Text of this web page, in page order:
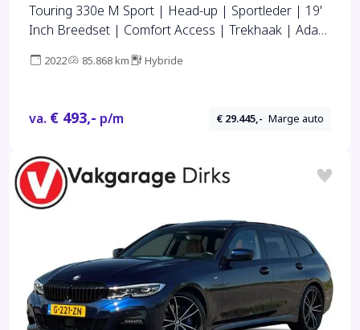
Touring 330e M Sport | Head-up | Sportleder | 19'
Inch Breedset | Comfort Access | Trekhaak | Adap.
2022 85.868 km Hybride
va. € 493,- p/m € 29.445,- Marge auto